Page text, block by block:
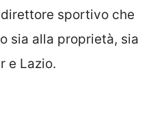
sportivo che
sia alla proprietà, sia
e Lazio.